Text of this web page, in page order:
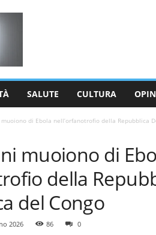
SALUTE CULTURA
di Ebola nell’orfanotrofio della Repubblica
muoiono di
della
del Congo
2026 86 0